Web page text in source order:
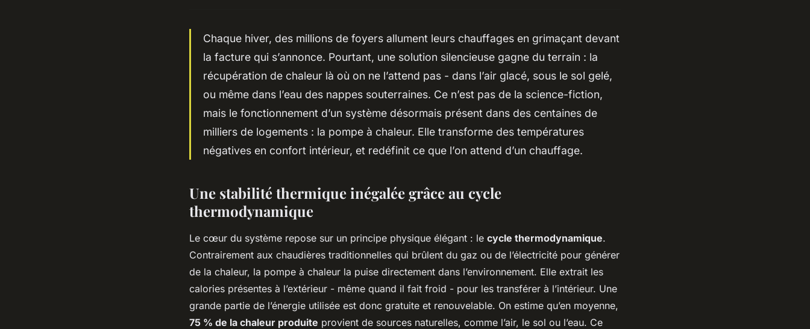
Chaque hiver, des millions de foyers allument leurs chauffages en grimaçant devant
la facture qui s’annonce. Pourtant, une solution silencieuse gagne du terrain : la
récupération de chaleur là où on ne l’attend pas - dans l’air glacé, sous le sol gelé,
ou même dans l’eau des nappes souterraines. Ce n’est pas de la science-fiction,
mais le fonctionnement d’un système désormais présent dans des centaines de
milliers de logements : la pompe à chaleur. Elle transforme des températures
négatives en confort intérieur, et redéfinit ce que l’on attend d’un chauffage.
Une stabilité thermique inégalée grâce au cycle
thermodynamique
Le cœur du système repose sur un principe physique élégant : le cycle thermodynamique.
Contrairement aux chaudières traditionnelles qui brûlent du gaz ou de l’électricité pour générer
de la chaleur, la pompe à chaleur la puise directement dans l’environnement. Elle extrait les
calories présentes à l’extérieur - même quand il fait froid - pour les transférer à l’intérieur. Une
grande partie de l’énergie utilisée est donc gratuite et renouvelable. On estime qu’en moyenne,
75 % de la chaleur produite provient de sources naturelles, comme l’air, le sol ou l’eau. Ce